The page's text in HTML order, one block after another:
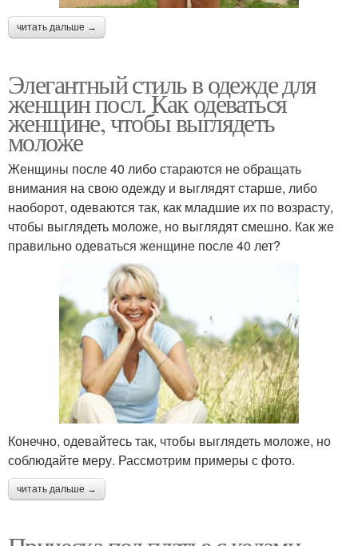
читать дальше →
Элегантный стиль в одежде для
женщин посл. Как одеваться
женщине, чтобы выглядеть
моложе
Женщины после 40 либо стараются не обращать
внимания на свою одежду и выглядят старше, либо
наоборот, одеваются так, как младшие их по возрасту,
чтобы выглядеть моложе, но выглядят смешно. Как же
правильно одеваться женщине после 40 лет?
Конечно, одевайтесь так, чтобы выглядеть моложе, но
соблюдайте меру. Рассмотрим примеры с фото.
читать дальше →